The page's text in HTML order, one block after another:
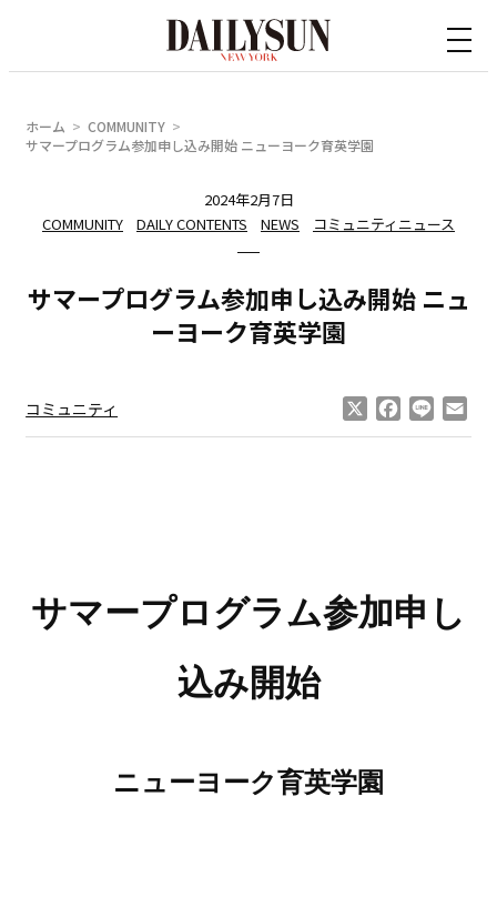
ホーム
COMMUNITY
サマープログラム参加申し込み開始 ニューヨーク育英学園
2024年2月7日
COMMUNITY
DAILY CONTENTS NEWS コミュニティニュース
サマープログラム参加申し込み開始 ニュ
ーヨーク育英学園
コミュニティ Facebook
Line
サマープログラム参加申し
込み開始
ニューヨーク育英学園